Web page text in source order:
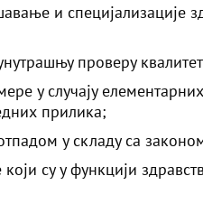
и специјализације
проверу
у случају
прилика;
у складу са
су у функцији